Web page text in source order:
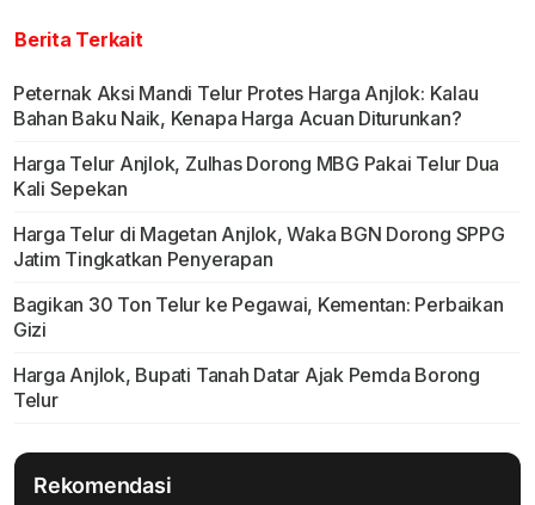
Berita Terkait
Peternak Aksi Mandi Telur Protes Harga Anjlok: Kalau
Bahan Baku Naik, Kenapa Harga Acuan Diturunkan?
Harga Telur Anjlok, Zulhas Dorong MBG Pakai Telur Dua
Kali Sepekan
Harga Telur di Magetan Anjlok, Waka BGN Dorong SPPG
Jatim Tingkatkan Penyerapan
Bagikan 30 Ton Telur ke Pegawai, Kementan: Perbaikan
Gizi
Harga Anjlok, Bupati Tanah Datar Ajak Pemda Borong
Telur
Rekomendasi